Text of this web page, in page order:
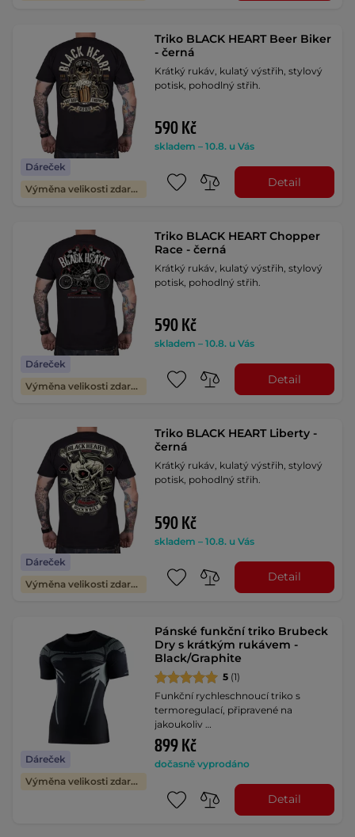
Dáreček
Výměna velikosti zdarma
Triko BLACK HEART Beer Biker
- černá
Krátký rukáv, kulatý výstřih, stylový
potisk, pohodlný střih.
590 Kč
skladem – 10.8. u Vás
Detail
Dáreček
Výměna velikosti zdarma
Triko BLACK HEART Chopper
Race - černá
Krátký rukáv, kulatý výstřih, stylový
potisk, pohodlný střih.
590 Kč
skladem – 10.8. u Vás
Detail
Dáreček
Výměna velikosti zdarma
Triko BLACK HEART Liberty -
černá
Krátký rukáv, kulatý výstřih, stylový
potisk, pohodlný střih.
590 Kč
skladem – 10.8. u Vás
Detail
Dáreček
Výměna velikosti zdarma
Pánské funkční triko Brubeck
Dry s krátkým rukávem -
Black/Graphite
5 (1)
Funkční rychleschnoucí triko s
termoregulací, připravené na
jakoukoliv …
899 Kč
dočasně vyprodáno
Detail